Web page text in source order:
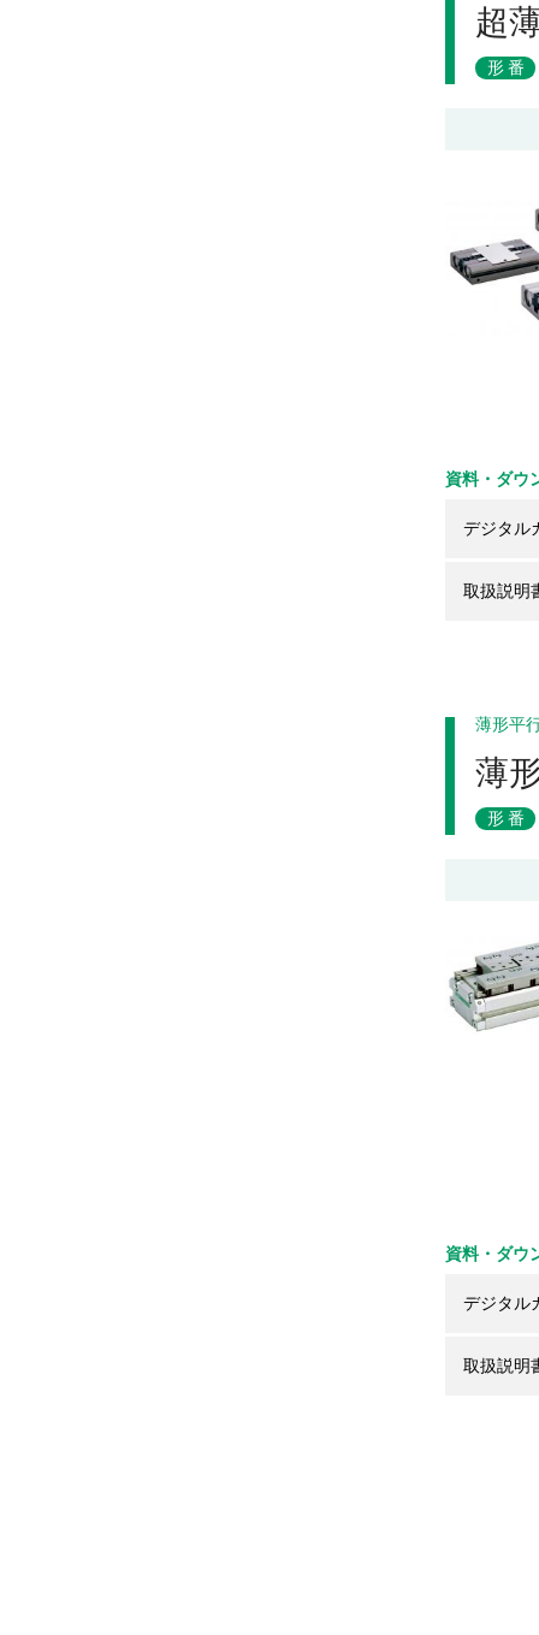
超
形番
資料・ダウ
デジタル
取扱説明
薄形平
薄
形番
資料・ダウ
デジタル
取扱説明